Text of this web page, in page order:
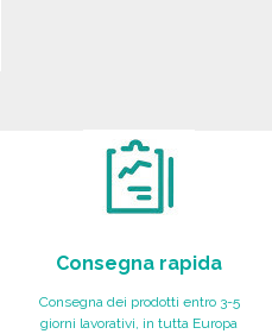
Consegna rapida
Consegna dei prodotti entro 3-5
giorni lavorativi, in tutta Europa